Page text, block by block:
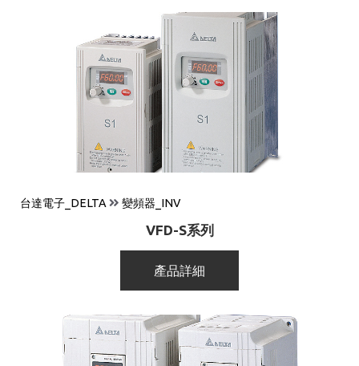
台達電子_DELTA 變頻器_INV
VFD-S系列
產品詳細